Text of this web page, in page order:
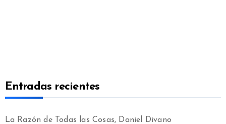
Entradas recientes
La Razón de Todas las Cosas, Daniel Divano